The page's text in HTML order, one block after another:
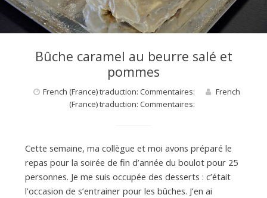
Bûche caramel au beurre salé et
pommes
French (France) traduction: Commentaires:
French
(France) traduction: Commentaires:
Cette semaine, ma collègue et moi avons préparé le
repas pour la soirée de fin d’année du boulot pour 25
personnes. Je me suis occupée des desserts : c’était
l’occasion de s’entrainer pour les bûches. J’en ai